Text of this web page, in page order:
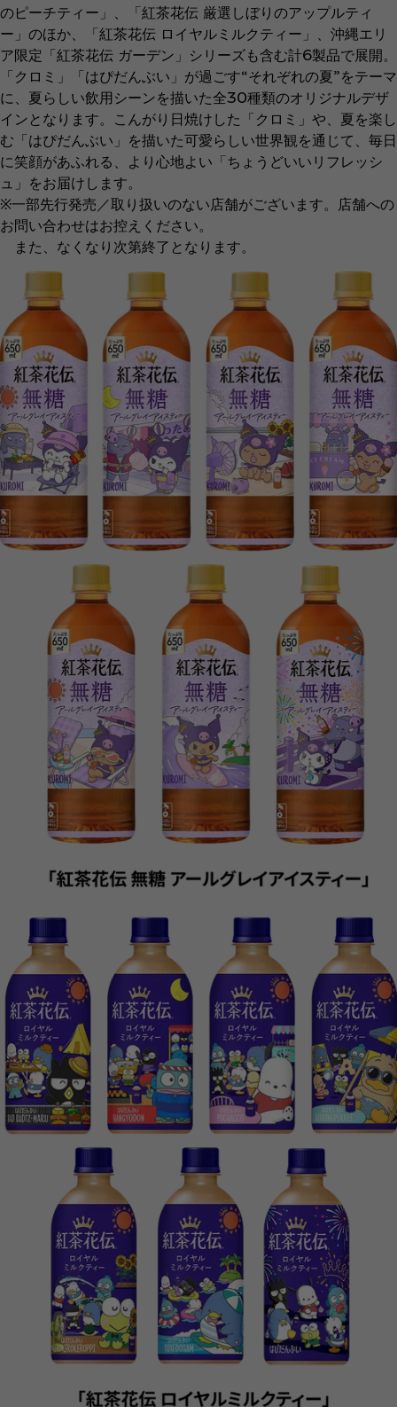
のピーチティー」、「紅茶花伝 厳選しぼりのアップルティ
ー」のほか、「紅茶花伝 ロイヤルミルクティー」、沖縄エリ
ア限定「紅茶花伝 ガーデン」シリーズも含む計6製品で展開。
「クロミ」「はぴだんぶい」が過ごす“それぞれの夏”をテーマ
に、夏らしい飲用シーンを描いた全30種類のオリジナルデザ
インとなります。こんがり日焼けした「クロミ」や、夏を楽し
む「はぴだんぶい」を描いた可愛らしい世界観を通じて、毎日
に笑顔があふれる、より心地よい「ちょうどいいリフレッシ
ュ」をお届けします。
※一部先行発売／取り扱いのない店舗がございます。店舗への
お問い合わせはお控えください。
また、なくなり次第終了となります。